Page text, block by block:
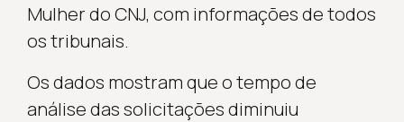
Mulher do CNJ, com informações de todos
os tribunais.
Os dados mostram que o tempo de
análise das solicitações diminuiu